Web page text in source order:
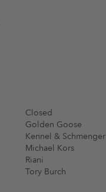
Closed
Golden Goose
Kennel & Schmenger
Michael Kors
Riani
Tory Burch